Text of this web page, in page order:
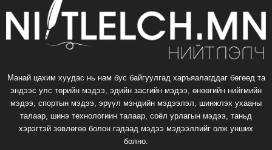
Манай цахим хуудас нь нам бус байгуулгад харъяалагддаг бөгөөд та
эндээс улс төрийн мэдээ, эдийн засгийн мэдээ, өнөөгийн нийгмийн
мэдээ, спортын мэдээ, эрүүл мэндийн мэдээлэл, шинжлэх ухааны
талаар, шинэ технологиин талаар, соёл урлагын мэдээ, таньд
хэрэгтэй зөвлөгөө болон гадаад мэдээ мэдээллийг олж унших
болно.